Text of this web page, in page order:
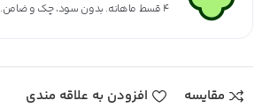
۴ قسط ماهانه. بدون سود، چک و ضامن.
مقایسه افزودن به علاقه مندی